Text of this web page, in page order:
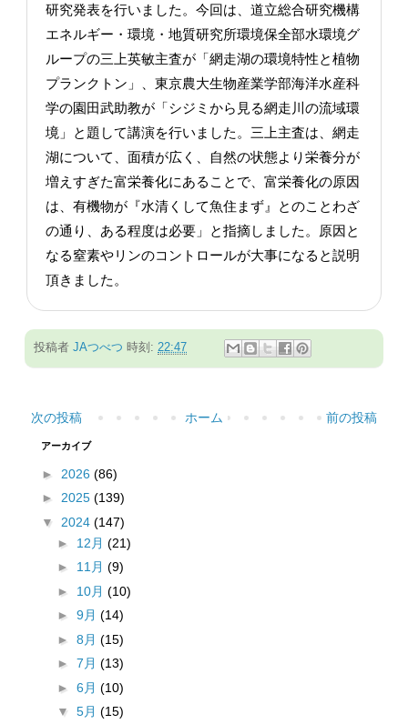
研究発表を行いました。今回は、道立総合研究機構
エネルギー・環境・地質研究所環境保全部水環境グ
ループの三上英敏主査が「網走湖の環境特性と植物
プランクトン」、東京農大生物産業学部海洋水産科
学の園田武助教が「シジミから見る網走川の流域環
境」と題して講演を行いました。三上主査は、網走
湖について、面積が広く、自然の状態より栄養分が
増えすぎた富栄養化にあることで、富栄養化の原因
は、有機物が『水清くして魚住まず』とのことわざ
の通り、ある程度は必要」と指摘しました。原因と
なる窒素やリンのコントロールが大事になると説明
頂きました。
投稿者 JAつべつ 時刻: 22:47
次の投稿 前の投稿
ホーム
アーカイブ
► 2026 (86)
► 2025 (139)
▼ 2024 (147)
► 12月 (21)
► 11月 (9)
► 10月 (10)
► 9月 (14)
► 8月 (15)
► 7月 (13)
► 6月 (10)
▼ 5月 (15)